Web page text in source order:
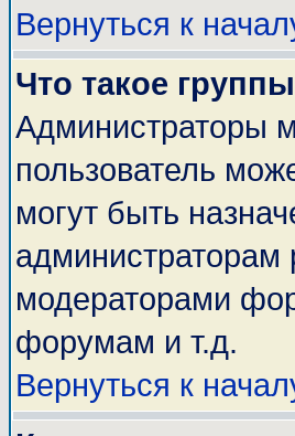
Вернуться к
Что такое
Администраторы
пользователь
могут быть
администраторам
модераторами
форумам и т.д.
Вернуться к